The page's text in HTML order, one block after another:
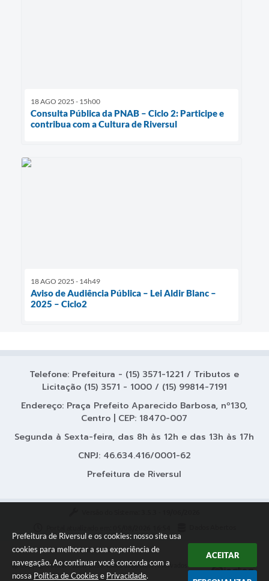
Prefeitura de Riversul e os cookies: nosso site usa
cookies para melhorar a sua experiência de
navegação. Ao continuar você concorda com a
nossa Política de Cookies e Privacidade.
ACEITAR
18 AGO 2025 - 15h00
Consulta Pública da PNAB – Ciclo 2: Participe e
contribua com a Cultura de Riversul
18 AGO 2025 - 14h49
Aviso de Audiência Pública – Lei Aldir Blanc –
2025 – Ciclo2
Telefone: Prefeitura - (15) 3571-1221 / Tributos e
Licitação (15) 3571 - 1000 / (15) 99814-7191
Endereço: Praça Prefeito Aparecido Barbosa, nº130,
Centro | CEP: 18470-007
Segunda à Sexta-feira, das 8h às 12h e das 13h às 17h
CNPJ: 46.634.416/0001-62
Prefeitura de Riversul
Copyright Instar - 2006-2026. Todos os direitos reservados -
Instar Tecnologia